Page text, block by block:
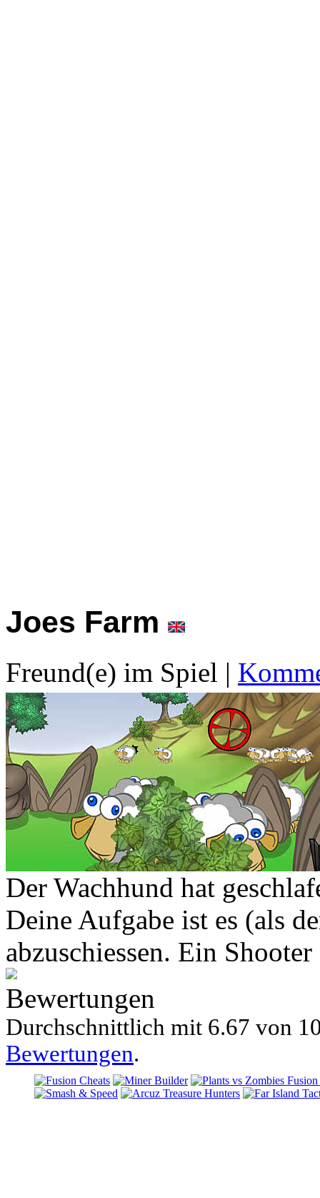
Joes Farm
Freund(e) im Spiel |
Der Wachhund hat
Deine Aufgabe ist es (als
abzuschiessen. Ein
Bewertungen
Durchschnittlich mit 6.67 von
Bewertungen.